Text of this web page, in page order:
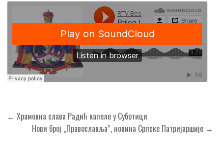
Кретање
чланка
← Храмовна слава Радић капеле у Суботици
Нови број „Православља”, новина Српске Патријаршије →